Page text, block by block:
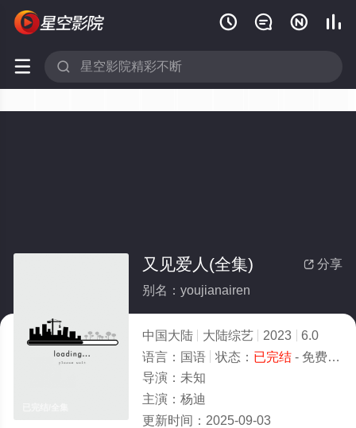
   
 
 分享
又见爱人(全集)
别名：youjianairen
中国大陆 大陆综艺 2023
6.0
语言： 国语 状态： 已完结- 免费在线观看
导演： 未知
主演： 杨迪
更新时间： 2025-09-03